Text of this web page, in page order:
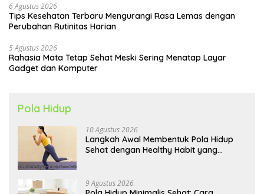
6 Agustus 2026
Tips Kesehatan Terbaru Mengurangi Rasa Lemas dengan
Perubahan Rutinitas Harian
5 Agustus 2026
Rahasia Mata Tetap Sehat Meski Sering Menatap Layar
Gadget dan Komputer
Pola Hidup
10 Agustus 2026
Langkah Awal Membentuk Pola Hidup
Sehat dengan Healthy Habit yang
9 Agustus 2026